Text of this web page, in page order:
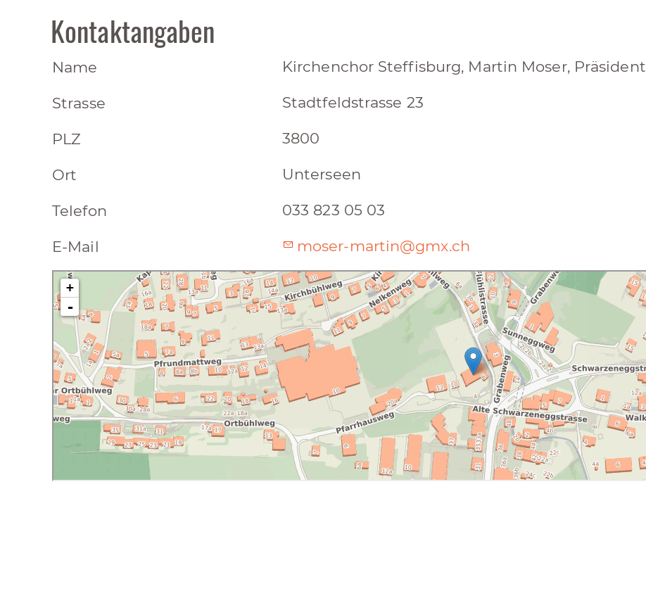
Kontaktangaben
Name Kirchenchor Steffisburg, Martin Moser, Präsident
Strasse Stadtfeldstrasse 23
PLZ 3800
Ort Unterseen
Telefon 033 823 05 03
E-Mail moser-martin@gmx.ch